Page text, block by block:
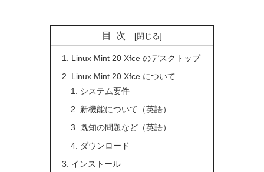
目次
Linux Mint 20 Xfce のデスクトップ
Linux Mint 20 Xfce について
システム要件
新機能について（英語）
既知の問題など（英語）
ダウンロード
インストール